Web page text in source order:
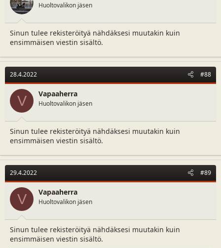
Huoltovalikon jäsen
Sinun tulee rekisteröityä nähdäksesi muutakin kuin
ensimmäisen viestin sisältö.
28.4.2022 #88
V Vapaaherra
Huoltovalikon jäsen
Sinun tulee rekisteröityä nähdäksesi muutakin kuin
ensimmäisen viestin sisältö.
29.4.2022 #89
V Vapaaherra
Huoltovalikon jäsen
Sinun tulee rekisteröityä nähdäksesi muutakin kuin
ensimmäisen viestin sisältö.